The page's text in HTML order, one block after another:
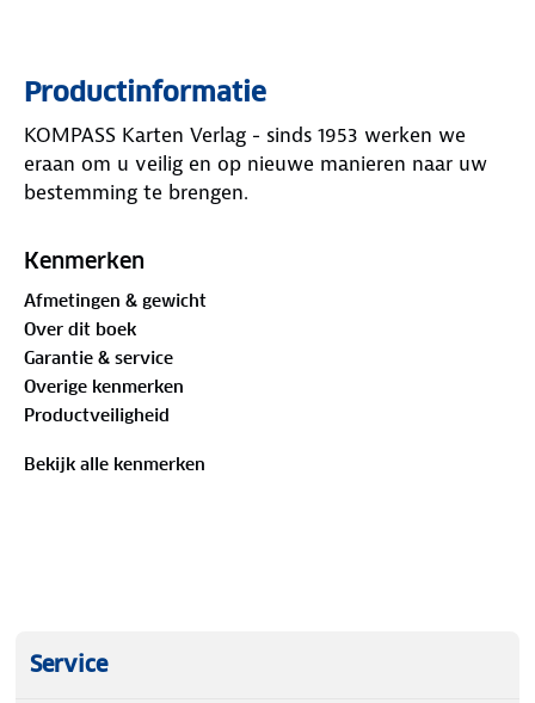
Productinformatie
KOMPASS Karten Verlag - sinds 1953 werken we
eraan om u veilig en op nieuwe manieren naar uw
bestemming te brengen.
Kenmerken
Afmetingen & gewicht
Over dit boek
Garantie & service
Overige kenmerken
Productveiligheid
Bekijk alle kenmerken
Service